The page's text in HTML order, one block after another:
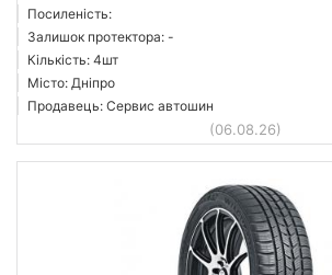
Посиленість:
Залишок протектора: -
Кількість: 4шт
Місто: Дніпро
Продавець: Сервис автошин
(06.08.26)